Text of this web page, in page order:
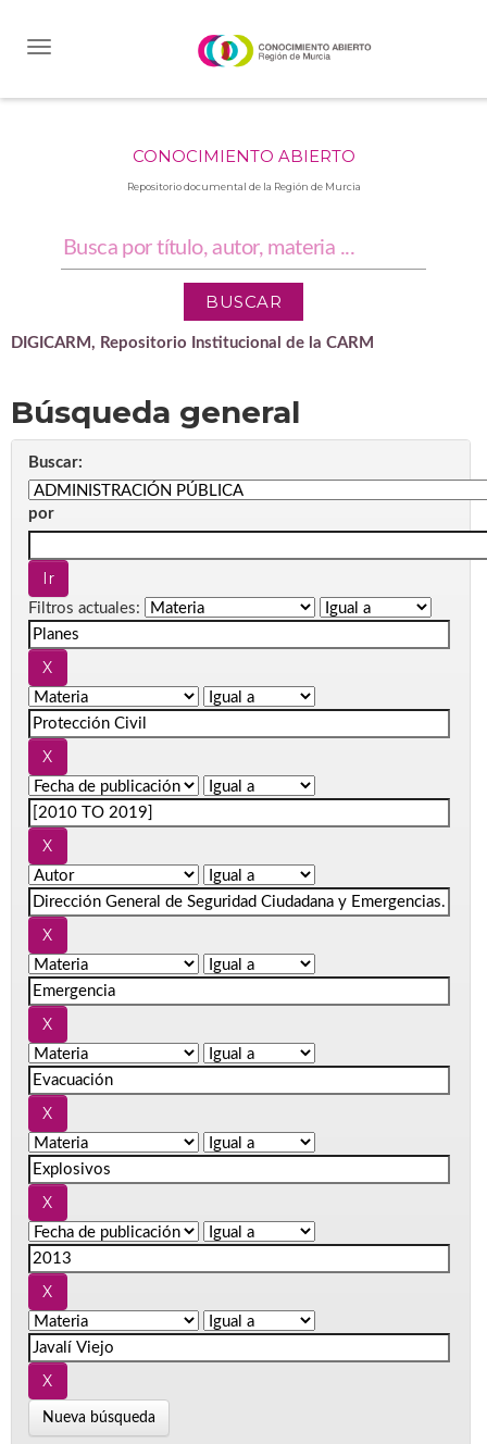
CONOCIMIENTO ABIERTO
Repositorio documental de la Región de Murcia
DIGICARM, Repositorio Institucional de la CARM
Búsqueda general
Buscar:
por
Filtros actuales:
Nueva búsqueda